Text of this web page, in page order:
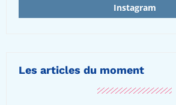
Instagram
Les articles du moment